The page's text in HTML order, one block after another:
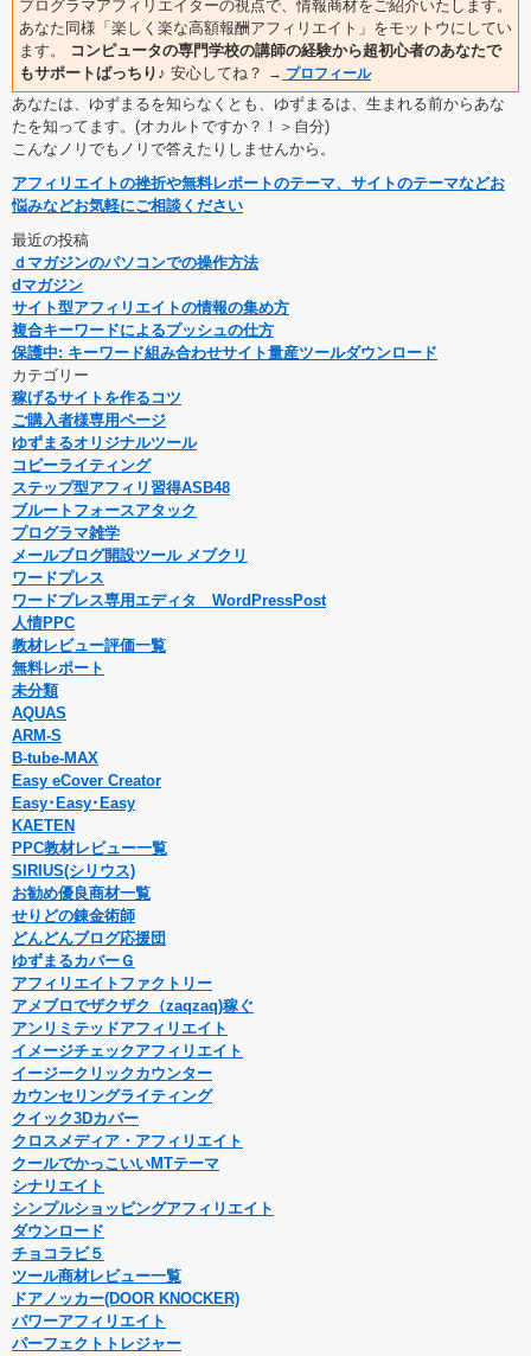
プログラマアフィリエイターの視点で、情報商材をご紹介いたします。
あなた同様「楽しく楽な高額報酬アフィリエイト」をモットウにしてい
ます。
コンピュータの専門学校の講師の経験から超初心者のあなたで
もサポートばっちり♪ 安心してね？ → プロフィール
あなたは、ゆずまるを知らなくとも、ゆずまるは、生まれる前からあな
たを知ってます。(オカルトですか？！＞自分)
こんなノリでもノリで答えたりしませんから。
アフィリエイトの挫折や無料レポートのテーマ、サイトのテーマなどお
悩みなどお気軽にご相談ください
最近の投稿
ｄマガジンのパソコンでの操作方法
dマガジン
サイト型アフィリエイトの情報の集め方
複合キーワードによるプッシュの仕方
保護中: キーワード組み合わせサイト量産ツールダウンロード
カテゴリー
稼げるサイトを作るコツ
ご購入者様専用ページ
ゆずまるオリジナルツール
コピーライティング
ステップ型アフィリ習得ASB48
ブルートフォースアタック
プログラマ雑学
メールブログ開設ツール メブクリ
ワードプレス
ワードプレス専用エディタ WordPressPost
人情PPC
教材レビュー評価一覧
無料レポート
未分類
AQUAS
ARM-S
B-tube-MAX
Easy eCover Creator
Easy･Easy･Easy
KAETEN
PPC教材レビュー一覧
SIRIUS(シリウス)
お勧め優良商材一覧
せりどの錬金術師
どんどんブログ応援団
ゆずまるカバーＧ
アフィリエイトファクトリー
アメブロでザクザク（zaqzaq)稼ぐ
アンリミテッドアフィリエイト
イメージチェックアフィリエイト
イージークリックカウンター
カウンセリングライティング
クイック3Dカバー
クロスメディア・アフィリエイト
クールでかっこいいMTテーマ
シナリエイト
シンプルショッピングアフィリエイト
ダウンロード
チョコラビ５
ツール商材レビュー一覧
ドアノッカー(DOOR KNOCKER)
パワーアフィリエイト
パーフェクトトレジャー